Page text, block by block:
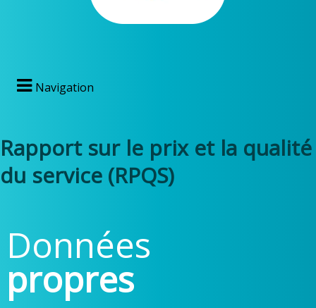
Navigation
Rapport sur le prix et la qualité
du service (RPQS)
Données
propres